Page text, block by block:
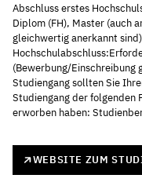
Abschluss erstes
Diplom (FH), Master (auch
gleichwertig anerkannt
(Bewerbung/Einschreibung
Studiengang sollten Sie
Studiengang der folgenden
erworben haben:
WEBSITE ZUM